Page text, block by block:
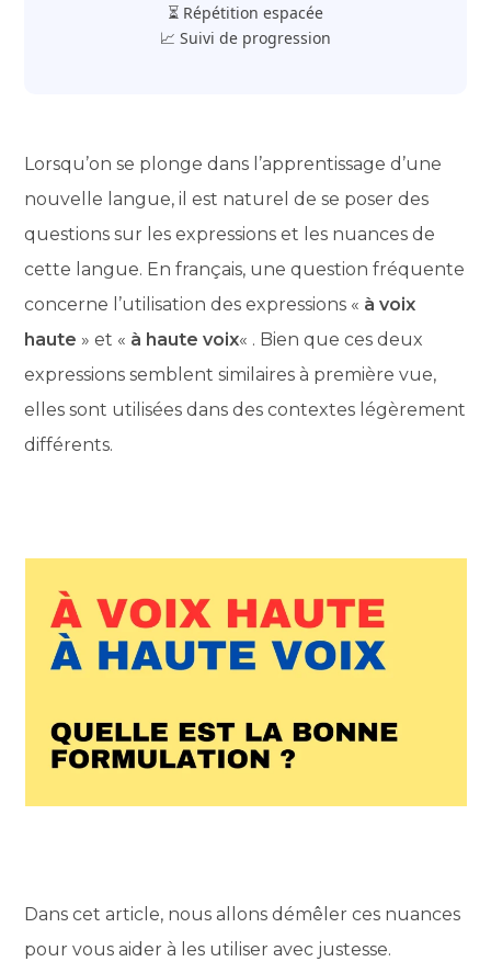
⏳ Répétition espacée
📈 Suivi de progression
Lorsqu’on se plonge dans l’apprentissage d’une
nouvelle langue, il est naturel de se poser des
questions sur les expressions et les nuances de
cette langue. En français, une question fréquente
concerne l’utilisation des expressions « à voix
haute » et « à haute voix« . Bien que ces deux
expressions semblent similaires à première vue,
elles sont utilisées dans des contextes légèrement
différents.
Dans cet article, nous allons démêler ces nuances
pour vous aider à les utiliser avec justesse.